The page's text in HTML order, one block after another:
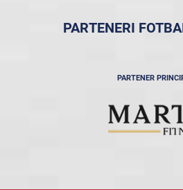
PARTENERI
PARTENER